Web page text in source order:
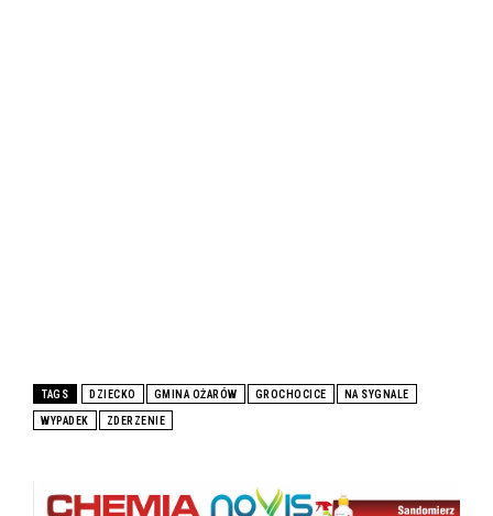
TAGS DZIECKO GMINA OŻARÓW GROCHOCICE NA SYGNALE
WYPADEK ZDERZENIE